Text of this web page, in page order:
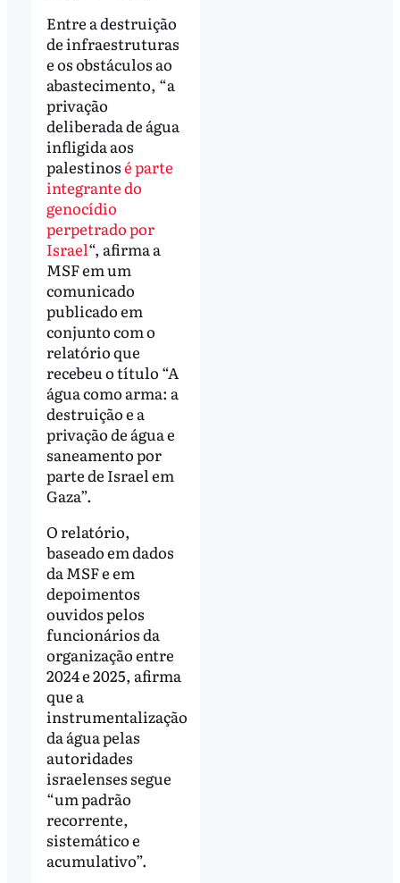
Entre a destruição
de infraestruturas
e os obstáculos ao
abastecimento, “a
privação
deliberada de água
infligida aos
palestinosé parte
integrante do
genocídio
perpetrado por
Israel“, afirma a
MSF em um
comunicado
publicado em
conjunto com o
relatório que
recebeu o título “A
água como arma: a
destruição e a
privação de água e
saneamento por
parte de Israel em
Gaza”.
O relatório,
baseado em dados
da MSF e em
depoimentos
ouvidos pelos
funcionários da
organização entre
2024 e 2025, afirma
que a
instrumentalização
da água pelas
autoridades
israelenses segue
“um padrão
recorrente,
sistemático e
acumulativo”.